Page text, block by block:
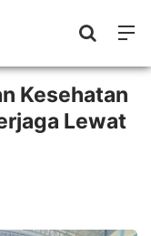
Kesehatan
Lewat